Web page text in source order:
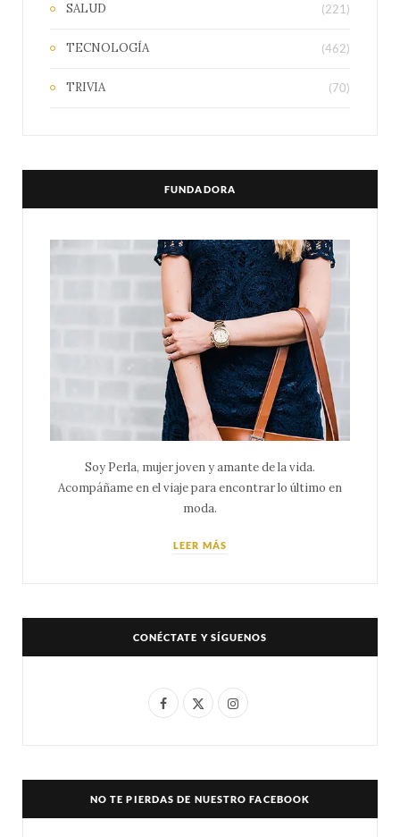
SALUD (221)
TECNOLOGÍA (462)
TRIVIA (70)
FUNDADORA
Soy Perla, mujer joven y amante de la vida.
Acompáñame en el viaje para encontrar lo último en
moda.
LEER MÁS
CONÉCTATE Y SÍGUENOS
F
e
X
w
I
t
NO TE PIERDAS DE NUESTRO FACEBOOK